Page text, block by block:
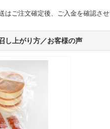
はご注文確定後、ご入金を確認さ
し上がり方／お客様の声